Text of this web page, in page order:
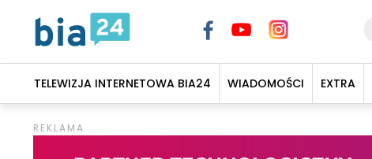
TELEWIZJA INTERNETOWA BIA24 WIADOMOŚCI EXTRA